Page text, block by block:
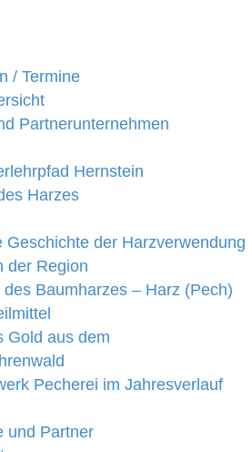
/ Termine
Partnerunternehmen
Hernstein
Harzes
Geschichte der Harzverwendung
der Region
Baumharzes – Harz (Pech)
Gold aus dem
Pecherei im Jahresverlauf
und Partner